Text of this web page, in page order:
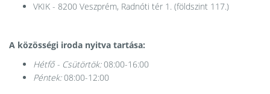
VKIK - 8200 Veszprém, Radnóti tér 1. (földszint 117.)
A közösségi iroda nyitva tartása:
Hétfő - Csütörtök:08:00-16:00
Péntek:08:00-12:00